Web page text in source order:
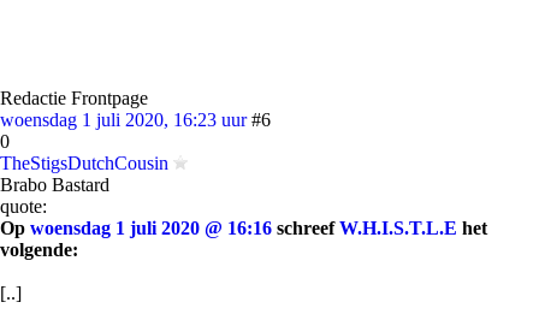
Redactie Frontpage
woensdag 1 juli 2020, 16:23 uur #6
0
TheStigsDutchCousin
Brabo Bastard
quote:
Op woensdag 1 juli 2020 @ 16:16 schreefW.H.I.S.T.L.E het
volgende:
[..]